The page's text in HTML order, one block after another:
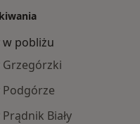
pobliżu
Biały